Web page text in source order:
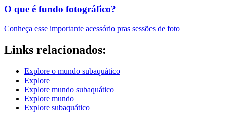
O que é fundo fotográfico?
Conheça esse importante acessório pras sessões de foto
Links relacionados:
Explore o mundo subaquático
Explore
Explore mundo subaquático
Explore mundo
Explore subaquático